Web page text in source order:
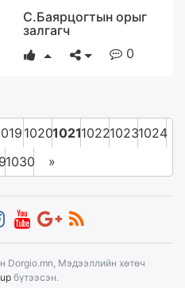
С.Баярцогтын орыг
залгагч
0
10201021102210231024
1030 »
Dorgio.mn, Мэдээллийн хөтөч
бүтээсэн.